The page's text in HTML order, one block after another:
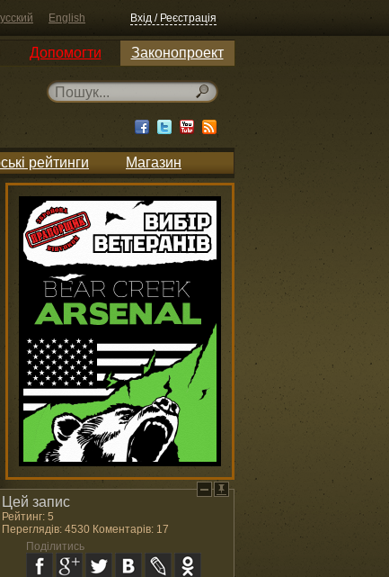
English Вхід / Реєстрація
Допомогти Законопроект
рейтинги Магазин
Цей запис
Рейтинг: 5
Переглядів: 4530 Коментарів: 17
Поділитись